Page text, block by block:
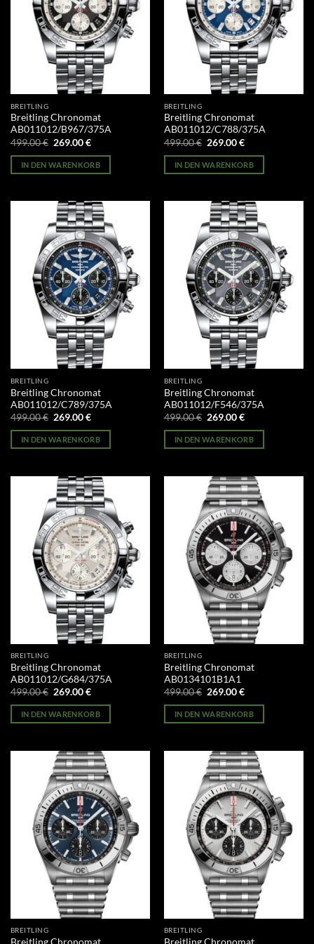
BREITLING
Breitling Chronomat
AB011012/B967/375A
499.00€ Ursprünglicher
war:
499.00 €
269.00€Aktueller
ist:
269.00 €.
IN DEN WARENKORB
BREITLING
Breitling Chronomat
AB011012/C788/375A
499.00€ Ursprünglicher
war:
499.00 €
269.00€Aktueller
ist:
269.00 €.
IN DEN WARENKORB
BREITLING
Breitling Chronomat
AB011012/C789/375A
499.00€ Ursprünglicher
war:
499.00 €
269.00€Aktueller
ist:
269.00 €.
IN DEN WARENKORB
BREITLING
Breitling Chronomat
AB011012/F546/375A
499.00€ Ursprünglicher
war:
499.00 €
269.00€Aktueller
ist:
269.00 €.
IN DEN WARENKORB
BREITLING
Breitling Chronomat
AB011012/G684/375A
499.00€ Ursprünglicher
war:
499.00 €
269.00€Aktueller
ist:
269.00 €.
IN DEN WARENKORB
BREITLING
Breitling Chronomat
AB0134101B1A1
499.00€ Ursprünglicher
war:
499.00 €
269.00€Aktueller
ist:
269.00 €.
IN DEN WARENKORB
BREITLING BREITLING